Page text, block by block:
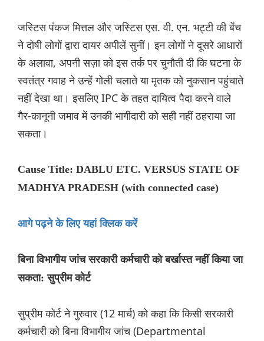
जस्टिस पंकज मित्तल और जस्टिस एस. वी. एन. भट्टी की बेंच
ने दोषी लोगों द्वारा दायर अपीलें सुनीं। इन लोगों ने दूसरे आधारों
के अलावा, अपनी सज़ा को इस तर्क पर चुनौती दी कि घटना के
स्वतंत्र गवाह ने उन्हें गोली चलाते या मृतक को नुकसान पहुंचाते
नहीं देखा था। इसलिए IPC के तहत दायित्व पैदा करने वाले
गैर-कानूनी जमाव में उनकी भागीदारी को सही नहीं ठहराया जा
सकता।
Cause Title: DABLU ETC. VERSUS STATE OF
MADHYA PRADESH (with connected case)
आगे पढ़ने के लिए यहां क्लिक करें
बिना विभागीय जांच सरकारी कर्मचारी को बर्खास्त नहीं किया जा
सकता: सुप्रीम कोर्ट
सुप्रीम कोर्ट ने गुरुवार (12 मार्च) को कहा कि किसी सरकारी
कर्मचारी को बिना विभागीय जांच (Departmental